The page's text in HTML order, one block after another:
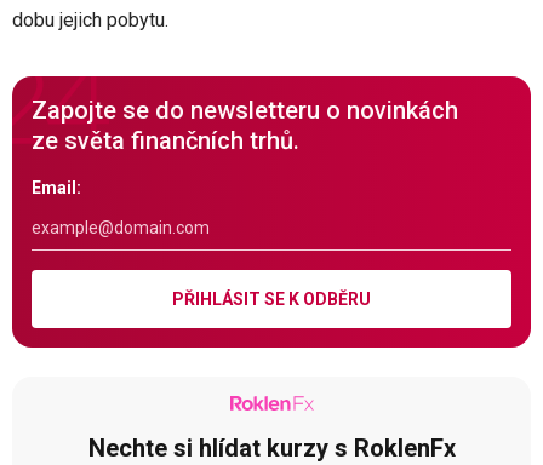
dobu jejich pobytu.
Zapojte se do newsletteru o novinkách
ze světa finančních trhů.
Email:
PŘIHLÁSIT SE K ODBĚRU
Nechte si hlídat kurzy s RoklenFx